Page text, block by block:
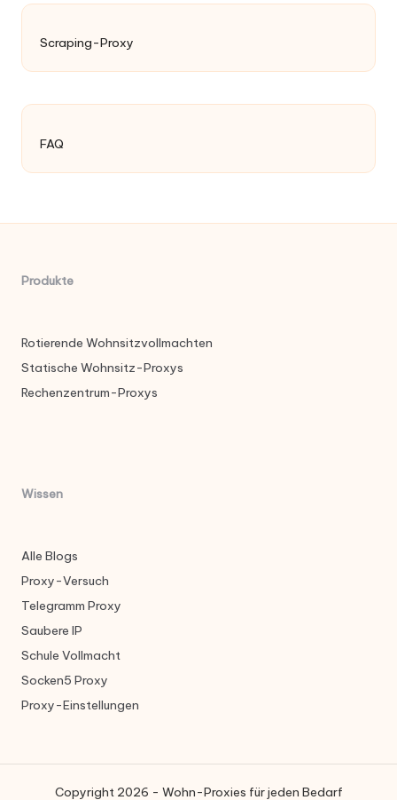
Scraping-Proxy
FAQ
Produkte
Rotierende Wohnsitzvollmachten
Statische Wohnsitz-Proxys
Rechenzentrum-Proxys
Wissen
Alle Blogs
Proxy-Versuch
Telegramm Proxy
Saubere IP
Schule Vollmacht
Socken5 Proxy
Proxy-Einstellungen
Copyright 2026 - Wohn-Proxies für jeden Bedarf